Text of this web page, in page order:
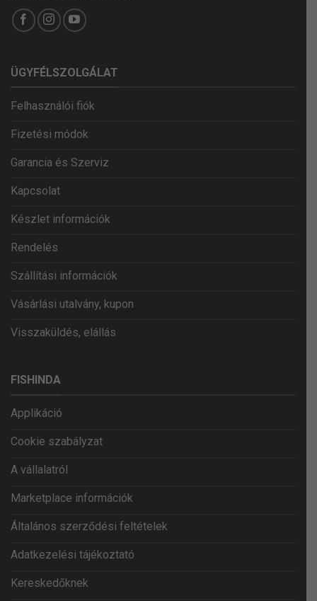
ÜGYFÉLSZOLGÁLAT
Felhasználói fiók
Fizetési módok
Garancia és Szerviz
Kapcsolat
Készlet információk
Rendelés
Szállítási információk
Vásárlási utalvány, kupon
Visszaküldés, elállás
FISHINDA
Applikáció
Cookie szabályzat
A vállalatról
Marketplace információk
Általános szerződési feltételek
Adatkezelési tájékoztató
Kereskedőknek